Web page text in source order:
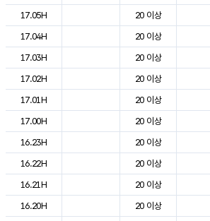
17.05H
20 이상
17.04H
20 이상
17.03H
20 이상
17.02H
20 이상
17.01H
20 이상
17.00H
20 이상
16.23H
20 이상
16.22H
20 이상
16.21H
20 이상
16.20H
20 이상